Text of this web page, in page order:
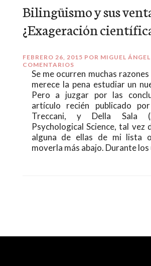
Bilingüismo y sus
¿Exageración
FEBRERO 26, 2015 POR MIGUEL
COMENTARIOS
Se me ocurren muchas
merece la pena estudiar un
Pero a juzgar por las
artículo recién publicado
Treccani, y Della Sala
Psychological Science, tal vez
alguna de ellas de mi lista
moverla más abajo. Durante